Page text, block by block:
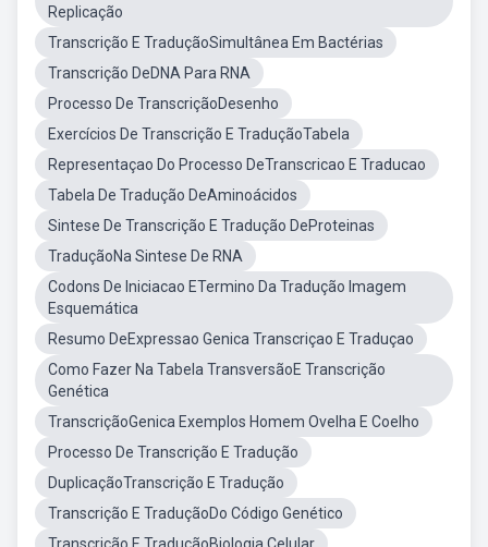
Replicação
Transcrição E TraduçãoSimultânea Em Bactérias
Transcrição DeDNA Para RNA
Processo De TranscriçãoDesenho
Exercícios De Transcrição E TraduçãoTabela
Representaçao Do Processo DeTranscricao E Traducao
Tabela De Tradução DeAminoácidos
Sintese De Transcrição E Tradução DeProteinas
TraduçãoNa Sintese De RNA
Codons De Iniciacao ETermino Da Tradução Imagem
Esquemática
Resumo DeExpressao Genica Transcriçao E Traduçao
Como Fazer Na Tabela TransversãoE Transcrição
Genética
TranscriçãoGenica Exemplos Homem Ovelha E Coelho
Processo De Transcrição E Tradução
DuplicaçãoTranscrição E Tradução
Transcrição E TraduçãoDo Código Genético